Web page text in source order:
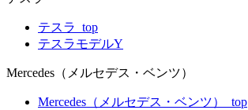
テスラ_top
テスラモデルY
Mercedes（メルセデス・ベンツ）
Mercedes（メルセデス・ベンツ）_top